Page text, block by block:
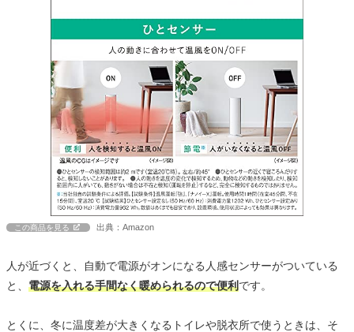
この商品を見る 出典：Amazon
人が近づくと、自動で電源がオンになる人感センサーがついている
と、 電源を入れる手間なく暖められるので便利です。
とくに、冬に温度差が大きくなるトイレや脱衣所で使うときは、そ